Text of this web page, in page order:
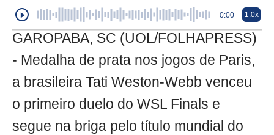
0:00 1.0x
GAROPABA, SC (UOL/FOLHAPRESS)
- Medalha de prata nos jogos de Paris,
a brasileira Tati Weston-Webb venceu
o primeiro duelo do WSL Finals e
segue na briga pelo título mundial do